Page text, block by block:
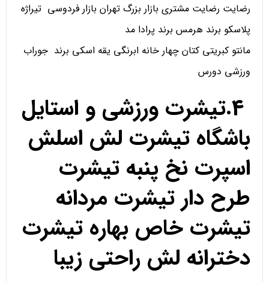
رضایت رضایت مشتری بازار بزرگ تهران بازار فردوسی تیراژه
پلاسکو برند هرمس برند پرادا مد
مانتو کبریتی کتان چهار خانه ابرنگی یقه اسکی برند جوراب
ورزشی دورس
4.تیشرت ورزشی و استایل
باشگاه تیشرت لش اسلش
اسپرت نخ پنبه تیشرت
طرح دار تیشرت مردانه
تیشرت خاص بهاره تیشرت
دخترانه لش راحتی زیبا